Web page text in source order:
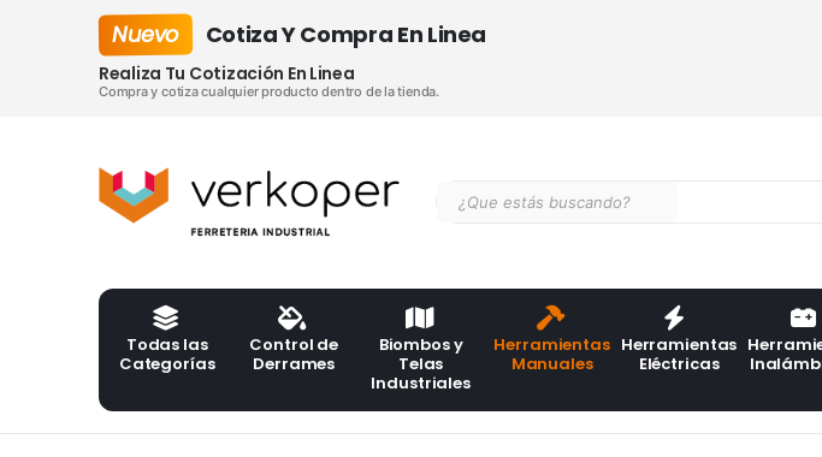
Nuevo Cotiza Y Compra En Linea
Realiza Tu Cotización En Linea
Compra y cotiza cualquier producto dentro de la tienda.
Todas las
Categorías
Control de
Derrames
Biombos y
Telas
Industriales
Herramientas
Manuales
Herramientas
Eléctricas